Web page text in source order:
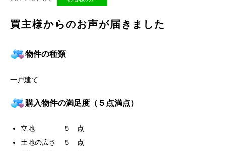
買主様からのお声が届きました
物件の種類
一戸建て
購入物件の満足度（５点満点）
立地 ５ 点
土地の広さ ５ 点